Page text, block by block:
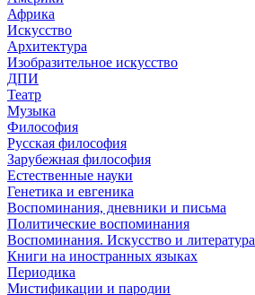
Африка
Искусство
Архитектура
Изобразительное искусство
ДПИ
Театр
Музыка
Философия
Русская философия
Зарубежная философия
Естественные науки
Генетика и евгеника
Воспоминания, дневники и письма
Политические воспоминания
Воспоминания. Искусство и литература
Книги на иностранных языках
Периодика
Мистификации и пародии